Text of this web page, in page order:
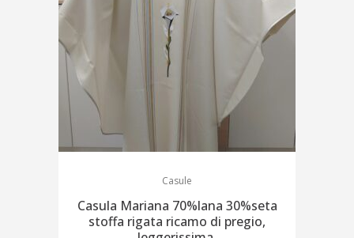
Casule
Casula Mariana 70%lana 30%seta
stoffa rigata ricamo di pregio,